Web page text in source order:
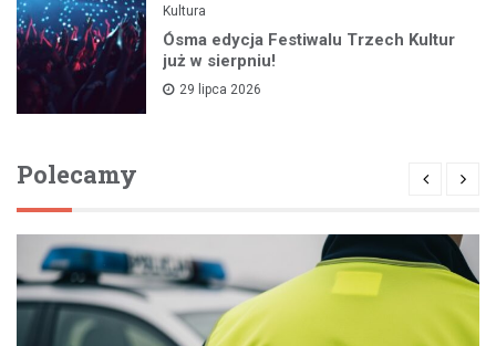
Kultura
Ósma edycja Festiwalu Trzech Kultur
już w sierpniu!
29 lipca 2026
Polecamy